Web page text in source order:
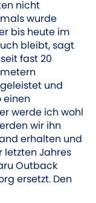
nicht
wurde
bis heute im
bleibt, sagt
fast 20
und
einen
werde ich wohl
wir ihn
­erhalten und
letzten Jahres
Outback
ersetzt. Den